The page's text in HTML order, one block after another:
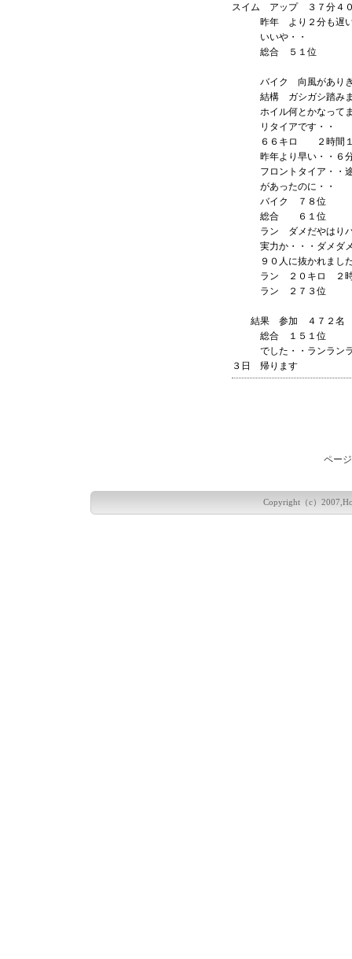
スイム アップ ３７分
昨年 より２分も遅い
いいや・・
総合 ５１位
バイク 向風がありき
結構 ガシガシ踏みま
ホイル何とかなってま
リタイアです・・
６６キロ ２時間１
昨年より早い・・６分
フロントタイア・・途
があったのに・・
バイク ７８位
総合 ６１位
ラン ダメだやはりバ
実力か・・・ダメダメ
９０人に抜かれました
ラン ２０キロ ２時
ラン ２７３位
結果 参加 ４７２名
総合 １５１位
でした・・ランラン
３日 帰ります
ペー
Copyright（c）